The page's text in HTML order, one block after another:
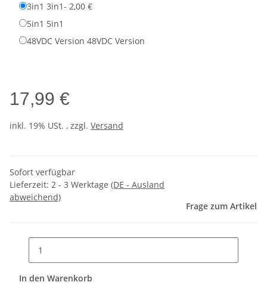
3in1 3in1- 2,00 €
5in1 5in1
48VDC Version 48VDC Version
17,99 €
inkl. 19% USt. , zzgl. Versand
Sofort verfügbar
Lieferzeit: 2 - 3 Werktage (DE - Ausland
abweichend)
Frage zum Artikel
In den Warenkorb